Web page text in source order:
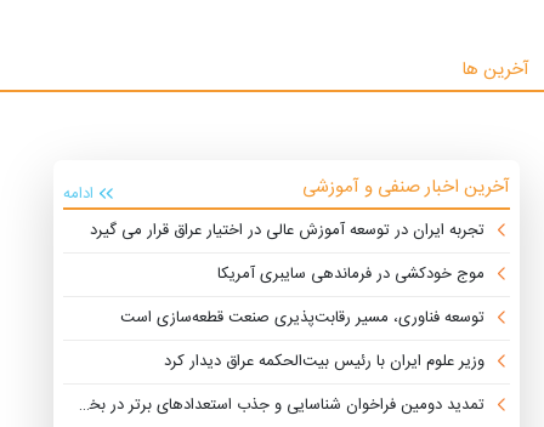
آخرین ها
آخرین اخبار صنفی و آموزشی
ادامه
تجربه ایران در توسعه آموزش عالی در اختیار عراق قرار می گیرد
موج خودکشی در فرماندهی سایبری آمریکا
توسعه فناوری، مسیر رقابت‌پذیری صنعت قطعه‌سازی است
وزیر علوم ایران با رئیس بیت‌الحکمه عراق دیدار کرد
تمدید دومین فراخوان شناسایی و جذب استعدادهای برتر در بخش خصوصی